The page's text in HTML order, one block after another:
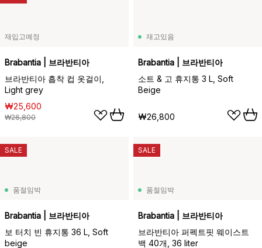
재입고예정
Brabantia | 브라반티아
브라반티아 흡착 컵 옷걸이,
Light grey
₩25,600
₩26,800
재고있음
Brabantia | 브라반티아
소트 & 고 휴지통 3 L, Soft
Beige
₩26,800
품절임박
Brabantia | 브라반티아
보 터치 빈 휴지통 36 L, Soft
beige
SALE
품절임박
Brabantia | 브라반티아
브라반티아 퍼펙트핏 웨이스트
백 40개, 36 liter
SALE